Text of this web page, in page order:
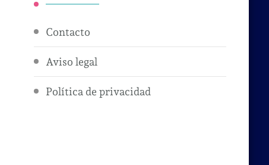
Contacto
Aviso legal
Política de privacidad